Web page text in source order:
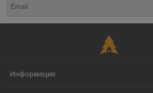
Информация